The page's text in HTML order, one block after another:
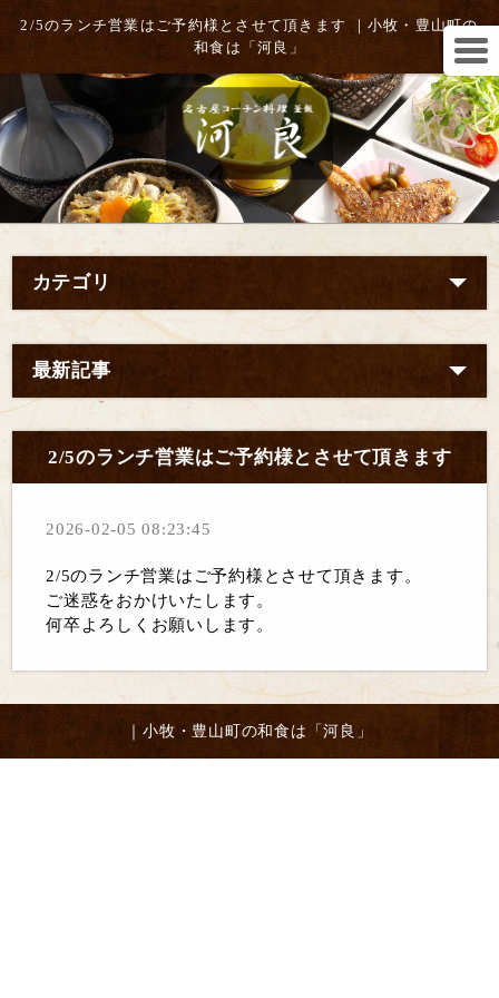
2/5のランチ営業はご予約様とさせて頂きます ｜小牧・豊山町の
和食は「河良」
カテゴリ
最新記事
2/5のランチ営業はご予約様とさせて頂きます
2026-02-05 08:23:45
2/5のランチ営業はご予約様とさせて頂きます。
ご迷惑をおかけいたします。
何卒よろしくお願いします。
｜小牧・豊山町の和食は「河良」